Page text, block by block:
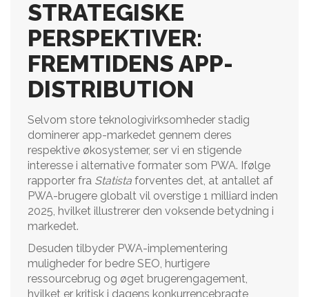
STRATEGISKE
PERSPEKTIVER:
FREMTIDENS APP-
DISTRIBUTION
Selvom store teknologivirksomheder stadig
dominerer app-markedet gennem deres
respektive økosystemer, ser vi en stigende
interesse i alternative formater som PWA. Ifølge
rapporter fra Statista forventes det, at antallet af
PWA-brugere globalt vil overstige 1 milliard inden
2025, hvilket illustrerer den voksende betydning i
markedet.
Desuden tilbyder PWA-implementering
muligheder for bedre SEO, hurtigere
ressourcebrug og øget brugerengagement,
hvilket er kritisk i dagens konkurrencebragte